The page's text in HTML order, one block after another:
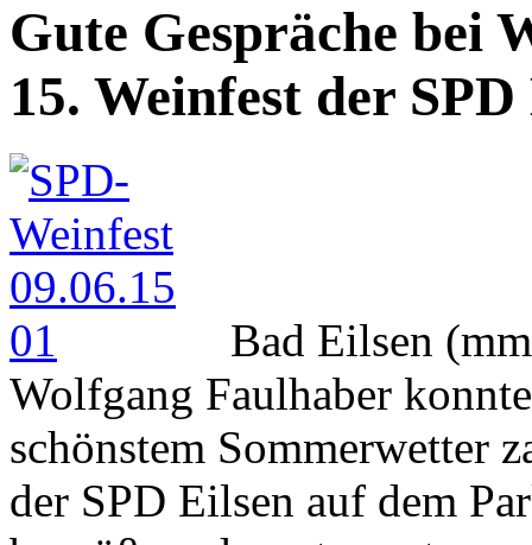
Gute Gespräche bei
15. Weinfest der
Bad Eilsen
Wolfgang Faulhaber
schönstem Sommerwetter
der SPD Eilsen auf dem